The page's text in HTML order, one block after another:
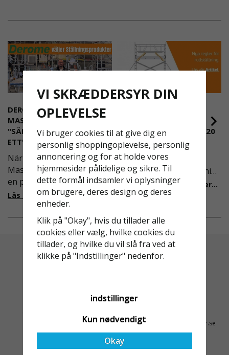
rørkonstruktioner og andre industrielle opgaver.
nemme brug sikrer den en effektiv og pålidelig
arbejdsproces hver gang.
DEROME
MASKINUTHYRNING -
"SÄKERHET ÄR ALLTID PRIO
ETT"
När Derome
Maskinuthyrning behövde
en pålitlig partner inom
fallskydd och
säkerhetslösningar föll
valet på
Ställningsprodukter.se.
Med daglig verksamhet på
hög höjd är det avgörande
för dem att samarbeta
Läs mer om varför Derome väljer oss
AFS2023:9 & EN1004:2020
Även om det kan verka
högst osannolikt så är
våra regler för rullställning
i Sverige slappare än de
från EU i skrivande stund,
ändring på. Från och med
2025 träder nya
föreskrifter i kraft i
Sverige gällande
Läs mer om de nya reglerna!
Altid Hurtig Levering
1-3 dages leveringstid på
kontakt@stallningsprodukter.se
VI SKRÆDDERSYR DIN
OPLEVELSE
Vi bruger cookies til at give dig en
personlig shoppingoplevelse, personlig
annoncering og for at holde vores
hjemmesider pålidelige og sikre. Til
dette formål indsamler vi oplysninger
om brugere, deres design og deres
enheder.
Klik på "Okay", hvis du tillader alle
cookies eller vælg, hvilke cookies du
tillader, og hvilke du vil slå fra ved at
klikke på "Indstillinger" nedenfor.
indstillinger
Kun nødvendigt
Okay